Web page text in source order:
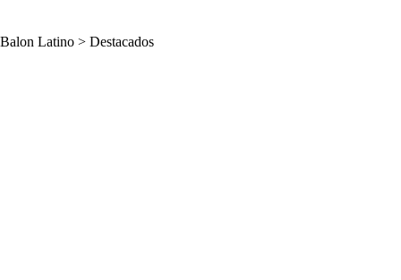
Balon Latino > Destacados